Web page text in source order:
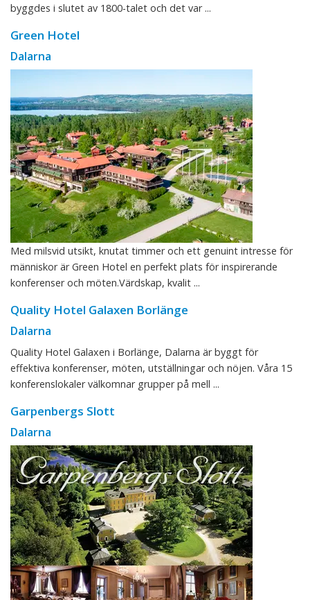
byggdes i slutet av 1800-talet och det var ...
Green Hotel
Dalarna
Med milsvid utsikt, knutat timmer och ett genuint intresse för
människor är Green Hotel en perfekt plats för inspirerande
konferenser och möten.Värdskap, kvalit ...
Quality Hotel Galaxen Borlänge
Dalarna
Quality Hotel Galaxen i Borlänge, Dalarna är byggt för
effektiva konferenser, möten, utställningar och nöjen. Våra 15
konferenslokaler välkomnar grupper på mell ...
Garpenbergs Slott
Dalarna